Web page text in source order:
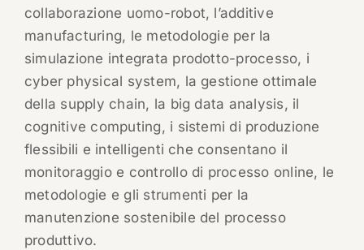
collaborazione uomo-robot, l’additive
manufacturing, le metodologie per la
simulazione integrata prodotto-processo, i
cyber physical system, la gestione ottimale
della supply chain, la big data analysis, il
cognitive computing, i sistemi di produzione
flessibili e intelligenti che consentano il
monitoraggio e controllo di processo online, le
metodologie e gli strumenti per la
manutenzione sostenibile del processo
produttivo.